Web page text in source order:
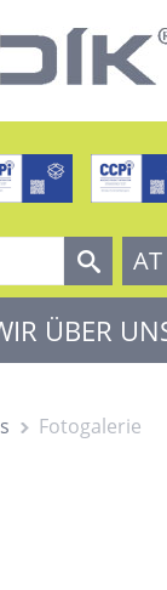
AT
ÜBER
Fotogalerie